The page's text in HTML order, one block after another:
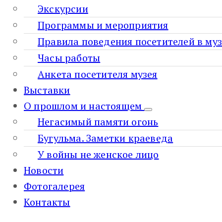
Экскурсии
Программы и мероприятия
Правила поведения посетителей в
Часы работы
Анкета посетителя музея
Выставки
О прошлом и настоящем
Негасимый памяти огонь
Бугульма. Заметки краеведа
У войны не женское лицо
Новости
Фотогалерея
Контакты